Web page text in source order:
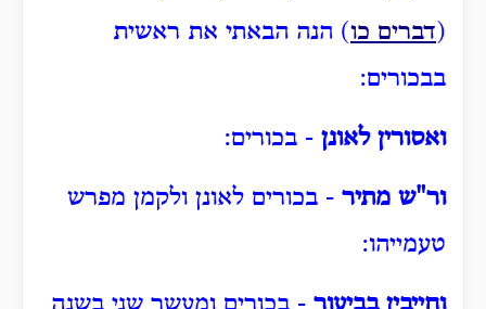
(דברים כו) הנה הבאתי את ראשית
בבכורים:
ואסורין לאונן - בכורים:
ור"ש מתיר - בכורים לאונן ולקמן מפרש
טעמייהו: